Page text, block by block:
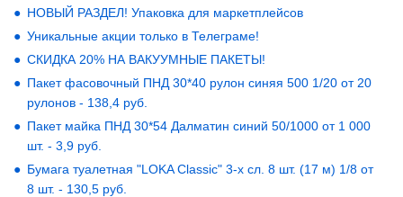
НОВЫЙ РАЗДЕЛ! Упаковка для маркетплейсов
Уникальные акции только в Телеграме!
СКИДКА 20% НА ВАКУУМНЫЕ ПАКЕТЫ!
Пакет фасовочный ПНД 30*40 рулон синяя 500 1/20 от 20
рулонов - 138,4 руб.
Пакет майка ПНД 30*54 Далматин синий 50/1000 от 1 000
шт. - 3,9 руб.
Бумага туалетная "LOKA Classic" 3-х сл. 8 шт. (17 м) 1/8 от
8 шт. - 130,5 руб.